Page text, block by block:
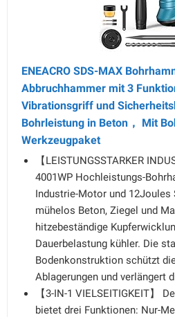
ENEACRO SDS-MAX
Abbruchhammer mit 3
Vibrationsgriff und
Bohrleistung in Beton， Mit
Werkzeugpaket
【LEISTUNGSSTARKER
4001WP Hochleistungs-
Industrie-Motor und
mühelos Beton, Ziegel und
hitzebeständige
Dauerbelastung kühler. Die
Bodenkonstruktion schützt
Ablagerungen und verlängert
【3-IN-1 VIELSEITIGKEIT】
bietet drei Funktionen: Nur-